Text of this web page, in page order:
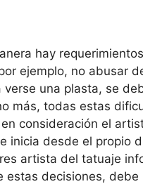
hay
ejemplo, no abusar
verse una plasta, se
más, todas estas
consideración el
inicia desde el propio
artista del tatuaje
estas decisiones, debe